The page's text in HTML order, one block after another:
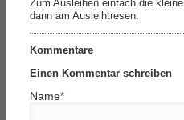
Zum Ausleihen einfach die
dann am Ausleihtresen.
Kommentare
Einen Kommentar schreiben
Name*